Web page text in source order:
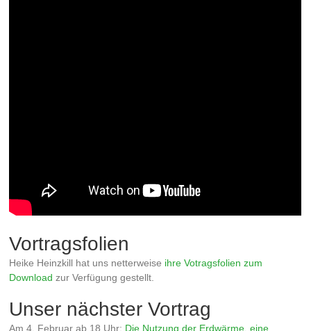
Vortragsfolien
Heike Heinzkill hat uns netterweise ihre Votragsfolien zum
Download zur Verfügung gestellt.
Unser nächster Vortrag
Am 4. Februar ab 18 Uhr: Die Nutzung der Erdwärme, eine